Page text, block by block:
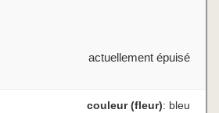
actuellement épuisé
couleur (fleur): bleu